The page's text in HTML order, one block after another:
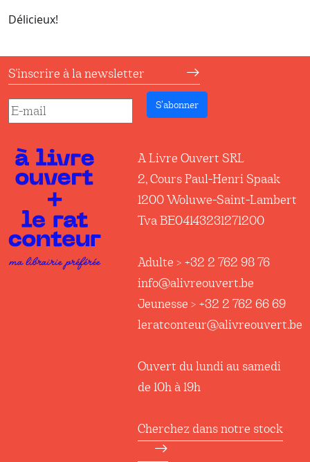
Délicieux!
S'inscrire à la newsletter
S’abonner
A Livre Ouvert SRL
2, Cours Paul-Henri Spaak
1200 Woluwe-Saint-Lambert
Tva BE04143231271200
Adulte > +32 2 762 98 76
info@alivreouvert.be
Jeunesse > +32 2 762 66 69
leratconteur@alivreouvert.be
Ouvert du lundi au samedi
de 10h à 19h
Cherchez dans notre stock